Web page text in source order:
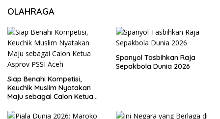
OLAHRAGA
Siap Benahi Kompetisi,
Keuchik Muslim Nyatakan
Maju sebagai Calon Ketua
Spanyol Tasbihkan Raja
Sepakbola Dunia 2026